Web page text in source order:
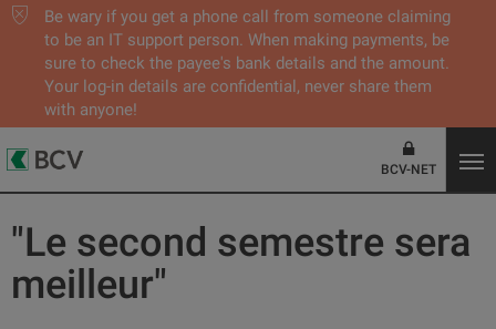
Be wary if you get a phone call from someone claiming
to be an IT support person. When making payments, be
sure to check the payee's bank details and the amount.
Your log-in details are confidential, never share them
with anyone!
BCV-NET
"Le second semestre sera
meilleur"